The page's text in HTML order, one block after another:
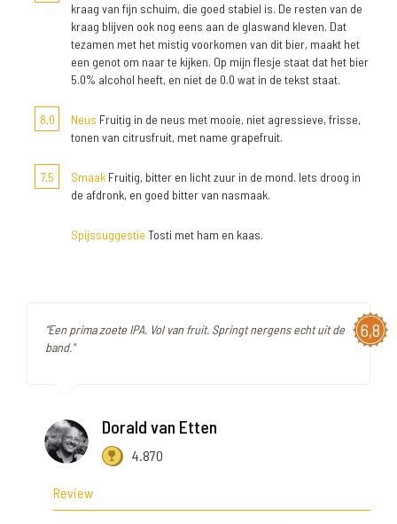
kraag van fijn schuim, die goed stabiel is. De resten van de
kraag blijven ook nog eens aan de glaswand kleven. Dat
tezamen met het mistig voorkomen van dit bier, maakt het
een genot om naar te kijken. Op mijn flesje staat dat het bier
5.0% alcohol heeft, en niet de 0.0 wat in de tekst staat.
8,0 Neus Fruitig in de neus met mooie, niet agressieve, frisse,
tonen van citrusfruit, met name grapefruit.
7,5 Smaak Fruitig, bitter en licht zuur in de mond. Iets droog in
de afdronk, en goed bitter van nasmaak.
Spijssuggestie Tosti met ham en kaas.
6,8
"Een prima zoete IPA. Vol van fruit. Springt nergens echt uit de
band."
Dorald van Etten
4.870
Review